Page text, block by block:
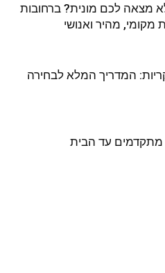
מצאה לכם מונית? ברחובות
מקומי, מהיר ואנושי
המדריך המלא לבחירה
מתקדמים עד הבית